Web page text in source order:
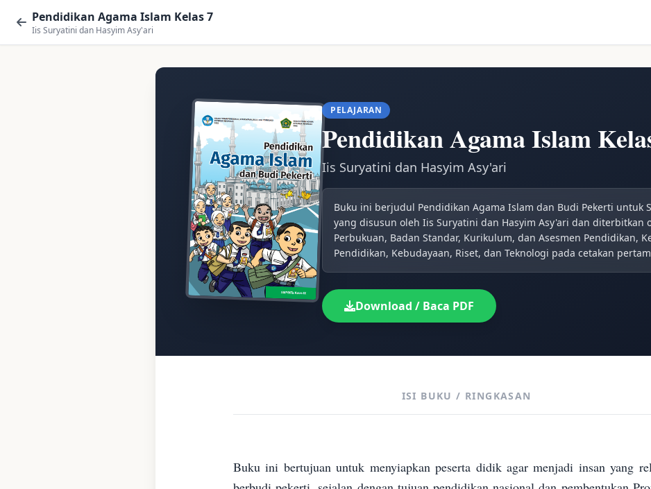
Pendidikan Agama Islam Kelas 7
Iis Suryatini dan Hasyim Asy'ari
PELAJARAN
Pendidikan Agama Islam
Iis Suryatini dan Hasyim Asy'ari
Buku ini berjudul Pendidikan Agama Islam dan Budi Pekerti untuk
yang disusun oleh Iis Suryatini dan Hasyim Asy'ari dan diterbitkan
Perbukuan, Badan Standar, Kurikulum, dan Asesmen Pendidikan,
Pendidikan, Kebudayaan, Riset, dan Teknologi pada cetakan
Download / Baca PDF
ISI BUKU / RINGKASAN
Buku ini bertujuan untuk menyiapkan peserta didik agar menjadi insan yang